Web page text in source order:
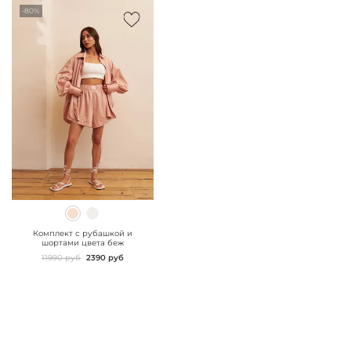
-80%
" class="js-prevent-
Комплект с рубашкой и
шортами цвета беж
11990 руб 2390 руб